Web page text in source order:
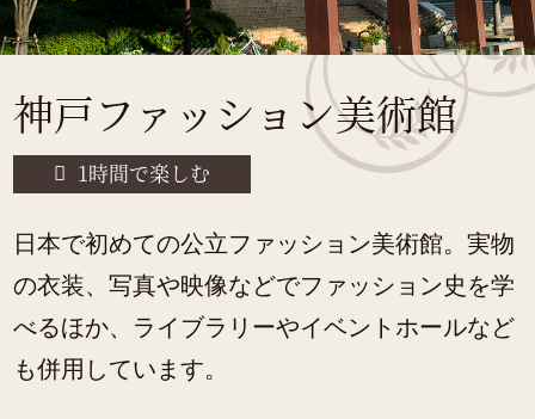
神戸ファッション美術館
1時間で楽しむ
日本で初めての公立ファッション美術館。実物
の衣装、写真や映像などでファッション史を学
べるほか、ライブラリーやイベントホールなど
も併用しています。